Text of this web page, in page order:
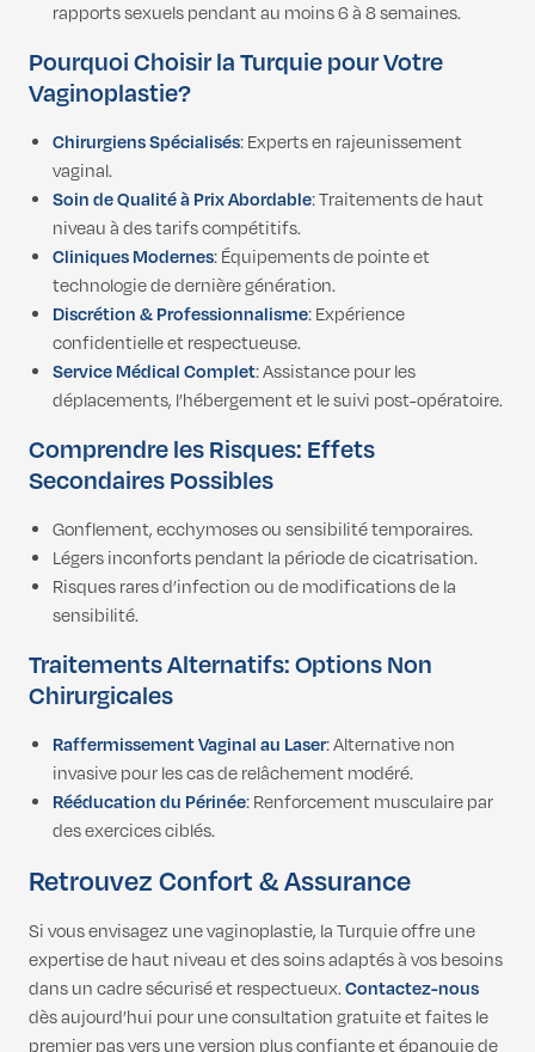
rapports sexuels pendant au moins 6 à 8 semaines.
Pourquoi Choisir la Turquie pour Votre
Vaginoplastie?
Chirurgiens Spécialisés: Experts en rajeunissement
vaginal.
Soin de Qualité à Prix Abordable: Traitements de haut
niveau à des tarifs compétitifs.
Cliniques Modernes: Équipements de pointe et
technologie de dernière génération.
Discrétion & Professionnalisme: Expérience
confidentielle et respectueuse.
Service Médical Complet: Assistance pour les
déplacements, l’hébergement et le suivi post-opératoire.
Comprendre les Risques: Effets
Secondaires Possibles
Gonflement, ecchymoses ou sensibilité temporaires.
Légers inconforts pendant la période de cicatrisation.
Risques rares d’infection ou de modifications de la
sensibilité.
Traitements Alternatifs: Options Non
Chirurgicales
Raffermissement Vaginal au Laser: Alternative non
invasive pour les cas de relâchement modéré.
Rééducation du Périnée: Renforcement musculaire par
des exercices ciblés.
Retrouvez Confort & Assurance
Si vous envisagez une vaginoplastie, la Turquie offre une
expertise de haut niveau et des soins adaptés à vos besoins
dans un cadre sécurisé et respectueux.Contactez-nous
dès aujourd’hui pour une consultation gratuiteet faites le
premier pas vers une version plus confiante et épanouie de